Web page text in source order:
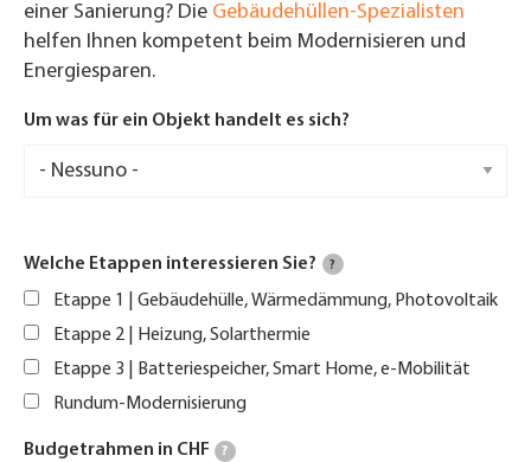
einer Sanierung? Die Gebäudehüllen-Spezialisten
helfen Ihnen kompetent beim Modernisieren und
Energiesparen.
Um was für ein Objekt handelt es sich?
Welche Etappen interessieren Sie? ?
Etappe 1 | Gebäudehülle, Wärmedämmung, Photovoltaik
Etappe 2 | Heizung, Solarthermie
Etappe 3 | Batteriespeicher, Smart Home, e-Mobilität
Rundum-Modernisierung
Budgetrahmen in CHF ?